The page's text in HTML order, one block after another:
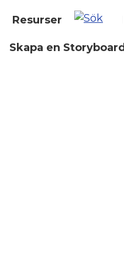
Resurser
Skapa en Storyboard